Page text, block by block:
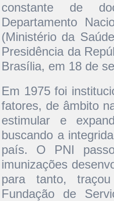
constante de
Departamento
(Ministério da
Presidência da
Brasília, em 18 de
Em 1975 foi
fatores, de âmbito
estimular e
buscando a
país. O PNI
imunizações
para tanto,
Fundação de